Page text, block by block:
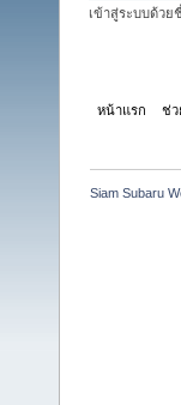
เข้าสู่ระบบด้วย
หน้าแรก ช่ว
Siam Subaru